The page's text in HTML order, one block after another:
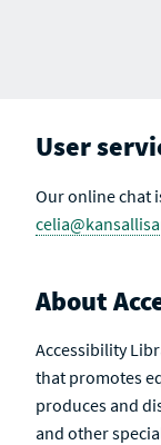
User
Our online chat
About
Accessibility
that promotes
produces and
and other